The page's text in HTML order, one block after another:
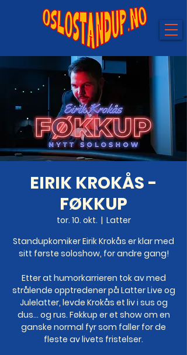
EIRIK KROKÅS -
FØKKUP
tor. 10. okt.
  |
Latter
Standupkomiker Eirik Krokås er klar med
sitt første soloshow, for andre gang!
Etter at humorkarrieren tok av med
strålende opptredener på Latter Live og
Julelatter, levde Krokås et liv i sus og
dus… og rus. Føkkup er et show om en
ganske normal fyr som faller for de
fleste av livets fristelser.